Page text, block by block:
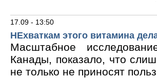
17.09 - 13:50
НЕхваткам этого витамина
Масштабное
Канады, показало, что
не только не приносят